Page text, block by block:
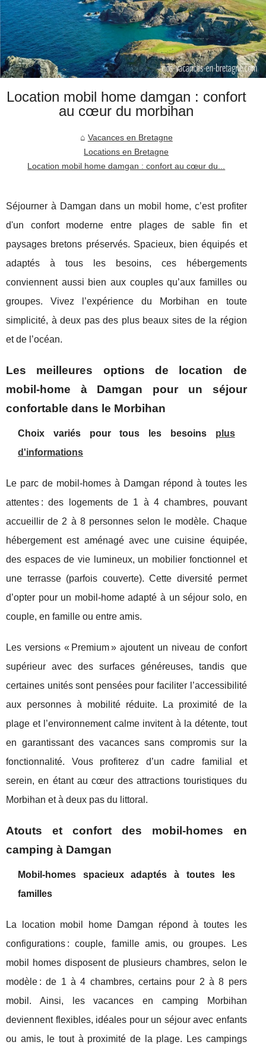
Location mobil home damgan : confort
au cœur du morbihan
Vacances en Bretagne
Locations en Bretagne
Location mobil home damgan : confort au cœur du...
Séjourner à Damgan dans un mobil home, c’est profiter
d'un confort moderne entre plages de sable fin et
paysages bretons préservés. Spacieux, bien équipés et
adaptés à tous les besoins, ces hébergements
conviennent aussi bien aux couples qu’aux familles ou
groupes. Vivez l’expérience du Morbihan en toute
simplicité, à deux pas des plus beaux sites de la région
et de l’océan.
Les meilleures options de location de
mobil-home à Damgan pour un séjour
confortable dans le Morbihan
Choix variés pour tous les besoins plus
d'informations
Le parc de mobil-homes à Damgan répond à toutes les
attentes : des logements de 1 à 4chambres, pouvant
accueillir de 2 à 8 personnes selon le modèle. Chaque
hébergement est aménagé avec une cuisine équipée,
des espaces de vie lumineux, un mobilier fonctionnel et
une terrasse (parfois couverte). Cette diversité permet
d’opter pour un mobil-home adapté à un séjour solo, en
couple, en famille ou entre amis.
Les versions « Premium » ajoutent un niveau de confort
supérieur avec des surfaces généreuses, tandis que
certaines unités sont pensées pour faciliter l’accessibilité
aux personnes à mobilité réduite. La proximité de la
plage et l’environnement calme invitent à la détente, tout
en garantissant des vacances sans compromis sur la
fonctionnalité. Vous profiterez d’un cadre familial et
serein, en étant au cœur des attractions touristiques du
Morbihan et à deux pas du littoral.
Atouts et confort des mobil-homes en
camping à Damgan
Mobil-homes spacieux adaptés à toutes les
familles
La location mobil home Damgan répond à toutes les
configurations : couple, famille amis, ou groupes. Les
mobil homes disposent de plusieurs chambres, selon le
modèle : de 1 à 4 chambres, certains pour 2 à 8 pers
mobil. Ainsi, les vacances en camping Morbihan
deviennent flexibles, idéales pour un séjour avec enfants
ou amis, le tout à proximité de la plage. Les campings